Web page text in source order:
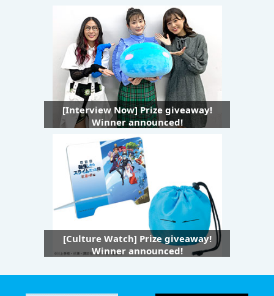
[Interview Now] Prize giveaway!
Winner announced!
[Culture Watch] Prize giveaway!
Winner announced!